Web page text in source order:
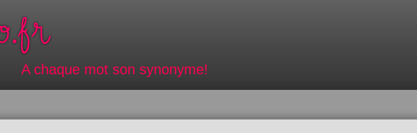
A chaque mot son synonyme!